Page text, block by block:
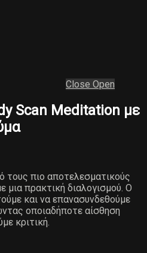
Close Open
Scan Meditation με
τους πιο αποτελεσματικούς
μια πρακτική διαλογισμού. Ο
και να επανασυνδεθούμε
οποιαδήποτε αίσθηση
κριτική.